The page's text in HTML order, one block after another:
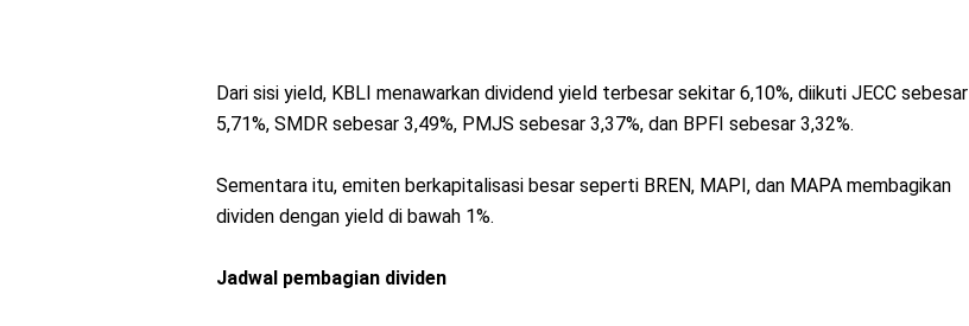
Dari sisi yield, KBLI menawarkan dividend yield terbesar sekitar 6,10%, diikuti JECC sebesar
5,71%, SMDR sebesar 3,49%, PMJS sebesar 3,37%, dan BPFI sebesar 3,32%.
Sementara itu, emiten berkapitalisasi besar seperti BREN, MAPI, dan MAPA membagikan
dividen dengan yield di bawah 1%.
Jadwal pembagian dividen